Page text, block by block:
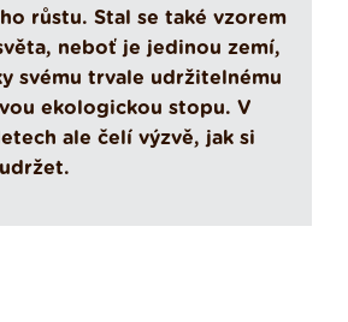
růstu. Stal se také vzorem
neboť je jedinou zemí,
svému trvale udržitelnému
ekologickou stopu. V
ale čelí výzvě, jak si